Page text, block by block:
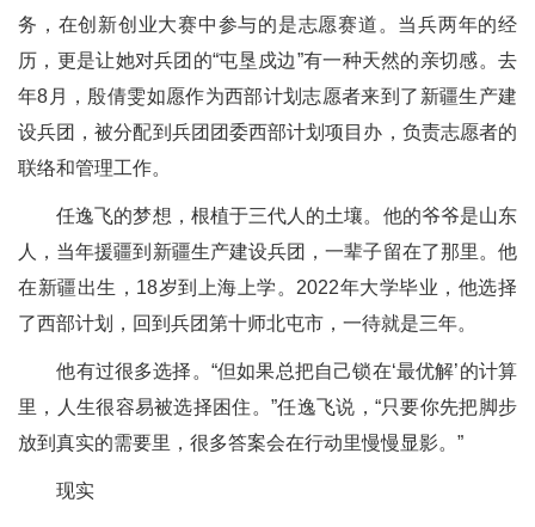
务，在创新创业大赛中参与的是志愿赛道。当兵两年的经
历，更是让她对兵团的“屯垦戍边”有一种天然的亲切感。去
年8月，殷倩雯如愿作为西部计划志愿者来到了新疆生产建
设兵团，被分配到兵团团委西部计划项目办，负责志愿者的
联络和管理工作。
任逸飞的梦想，根植于三代人的土壤。他的爷爷是山东
人，当年援疆到新疆生产建设兵团，一辈子留在了那里。他
在新疆出生，18岁到上海上学。2022年大学毕业，他选择
了西部计划，回到兵团第十师北屯市，一待就是三年。
他有过很多选择。“但如果总把自己锁在‘最优解’的计算
里，人生很容易被选择困住。”任逸飞说，“只要你先把脚步
放到真实的需要里，很多答案会在行动里慢慢显影。”
现实